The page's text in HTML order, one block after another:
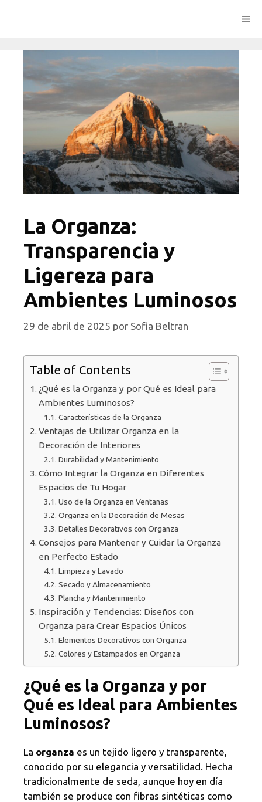
La Organza:
Transparencia y
Ligereza para
Ambientes Luminosos
29 de abril de 2025 por Sofia Beltran
Table of Contents
¿Qué es la Organza y por Qué es Ideal para
Ambientes Luminosos?
Características de la Organza
Ventajas de Utilizar Organza en la
Decoración de Interiores
Durabilidad y Mantenimiento
Cómo Integrar la Organza en Diferentes
Espacios de Tu Hogar
Uso de la Organza en Ventanas
Organza en la Decoración de Mesas
Detalles Decorativos con Organza
Consejos para Mantener y Cuidar la Organza
en Perfecto Estado
Limpieza y Lavado
Secado y Almacenamiento
Plancha y Mantenimiento
Inspiración y Tendencias: Diseños con
Organza para Crear Espacios Únicos
Elementos Decorativos con Organza
Colores y Estampados en Organza
¿Qué es la Organza y por
Qué es Ideal para Ambientes
Luminosos?
La organza es un tejido ligero y transparente,
conocido por su elegancia y versatilidad. Hecha
tradicionalmente de seda, aunque hoy en día
también se produce con fibras sintéticas como